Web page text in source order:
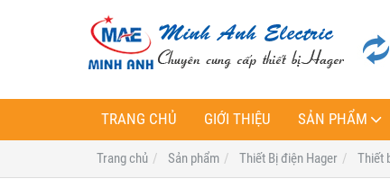
TRANG CHỦ GIỚI THIỆU SẢN PHẨM
Trang chủ Sản phẩm Thiết Bị điện Hager Thiết